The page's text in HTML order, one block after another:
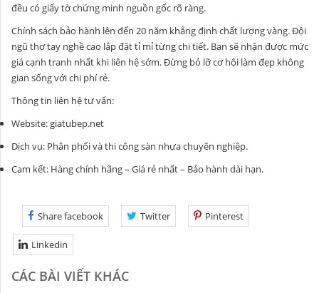
đều có giấy tờ chứng minh nguồn gốc rõ ràng.
Chính sách bảo hành lên đến 20 năm khẳng định chất lượng vàng. Đội
ngũ thợ tay nghề cao lắp đặt tỉ mỉ từng chi tiết. Bạn sẽ nhận được mức
giá cạnh tranh nhất khi liên hệ sớm. Đừng bỏ lỡ cơ hội làm đẹp không
gian sống với chi phí rẻ.
Thông tin liên hệ tư vấn:
Website:giatubep.net
Dịch vụ: Phân phối và thi công sàn nhựa chuyên nghiệp.
Cam kết: Hàng chính hãng – Giá rẻ nhất – Bảo hành dài hạn.
Share facebook Twitter Pinterest
Linkedin
CÁC BÀI VIẾT KHÁC